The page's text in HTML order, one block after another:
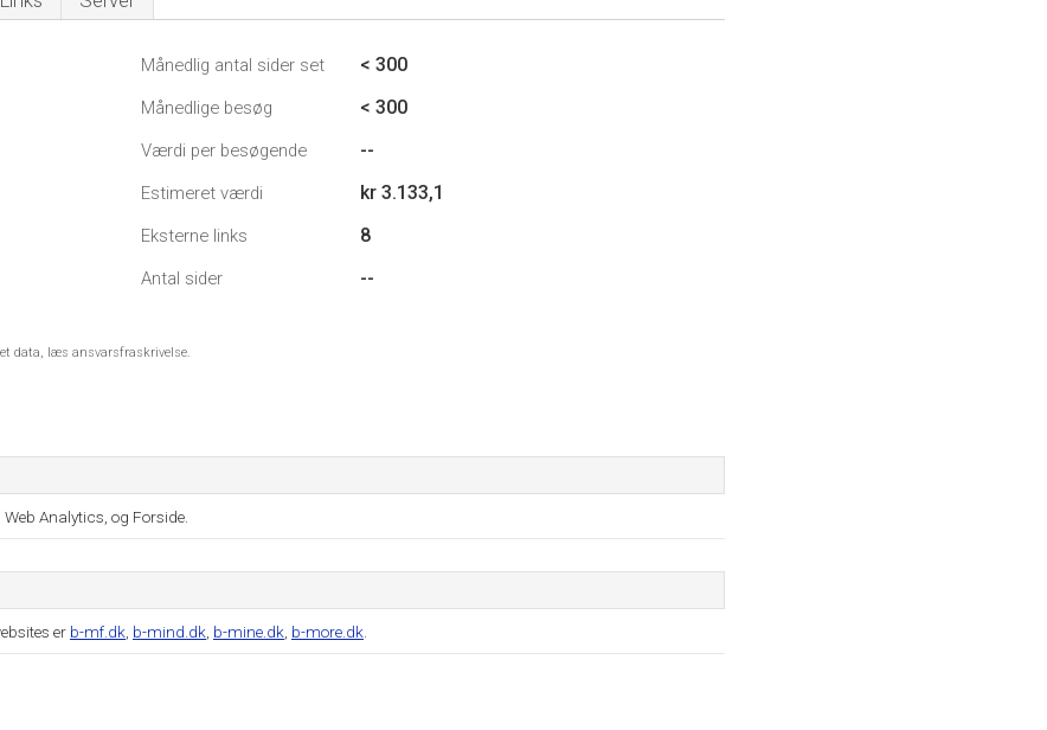
Månedlig antal sider set < 300
Månedlige besøg < 300
Værdi per besøgende --
Estimeret værdi kr 3.133,1
Eksterne links 8
Antal sider --
data, læs ansvarsfraskrivelse.
Web Analytics, og Forside.
er b-mf.dk b-mind.dk b-mine.dk b-more.dk